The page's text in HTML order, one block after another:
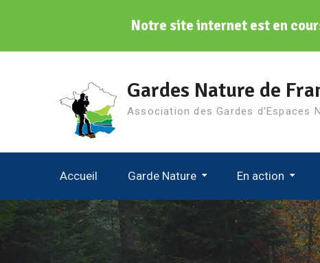
Notre site internet est en
Gardes Nature de
Association des Gardes d'Espaces
Accueil Garde Nature En action